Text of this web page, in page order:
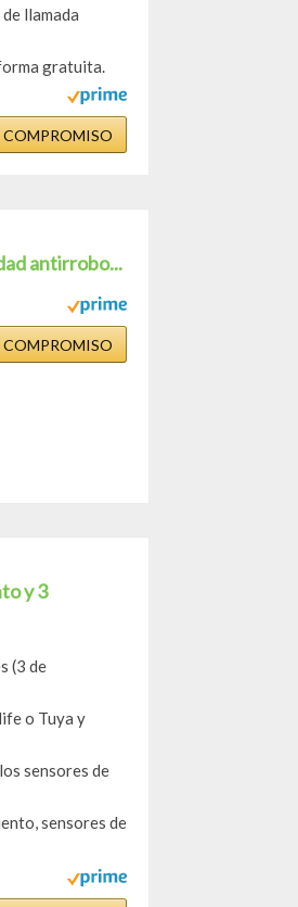
llamada
gratuita.
COMPROMISO
antirrobo...
COMPROMISO
y 3
(3 de
o Tuya y
sensores de
sensores de